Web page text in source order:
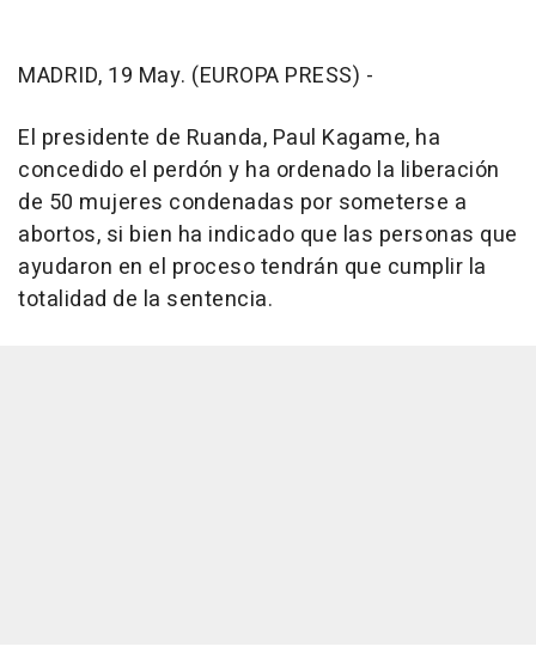
MADRID, 19 May. (EUROPA PRESS) -
El presidente de Ruanda, Paul Kagame, ha
concedido el perdón y ha ordenado la liberación
de 50 mujeres condenadas por someterse a
abortos, si bien ha indicado que las personas que
ayudaron en el proceso tendrán que cumplir la
totalidad de la sentencia.